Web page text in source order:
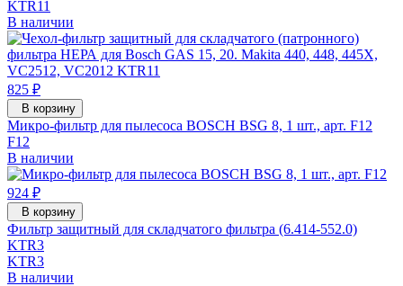
KTR11
В наличии
825 ₽
В корзину
Микро-фильтр для пылесоса BOSCH BSG 8, 1 шт., арт. F12
F12
В наличии
924 ₽
В корзину
Фильтр защитный для складчатого фильтра (6.414-552.0)
KTR3
KTR3
В наличии